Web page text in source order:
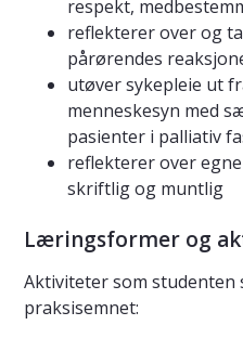
respekt,
reflekterer over og
pårørendes
utøver sykepleie ut
menneskesyn med
pasienter i palliativ
reflekterer over
skriftlig og muntlig
Læringsformer og
Aktiviteter som studenten
praksisemnet: